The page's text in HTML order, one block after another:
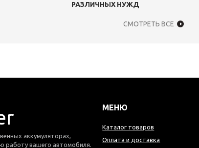
РАЗЛИЧНЫХ НУЖД
СМОТРЕТЬ ВСЕ
аккумуляторах,
работу вашего автомобиля.
МЕНЮ
Каталог товаров
Оплата и доставка